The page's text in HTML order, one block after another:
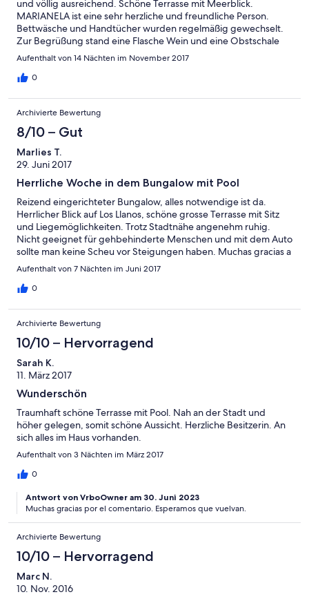
und völlig ausreichend. Schöne Terrasse mit Meerblick.
MARIANELA ist eine sehr herzliche und freundliche Person.
Bettwäsche und Handtücher wurden regelmäßig gewechselt.
Zur Begrüßung stand eine Flasche Wein und eine Obstschale
auf dem Tisch. Zwischendurch gab es Bananen. Wir haben uns
Aufenthalt von 14 Nächten im November 2017
0
Archivierte Bewertung
8/10 – Gut
Marlies T.
29. Juni 2017
Herrliche Woche in dem Bungalow mit Pool
Reizend eingerichteter Bungalow, alles notwendige ist da.
Herrlicher Blick auf Los Llanos, schöne grosse Terrasse mit Sitz
und Liegemöglichkeiten. Trotz Stadtnähe angenehm ruhig.
Nicht geeignet für gehbehinderte Menschen und mit dem Auto
sollte man keine Scheu vor Steigungen haben. Muchas gracias a
Marianela por la hemosa semana y el buen atensiones!
Aufenthalt von 7 Nächten im Juni 2017
0
Archivierte Bewertung
10/10 – Hervorragend
Sarah K.
11. März 2017
Wunderschön
Traumhaft schöne Terrasse mit Pool. Nah an der Stadt und
höher gelegen, somit schöne Aussicht. Herzliche Besitzerin. An
sich alles im Haus vorhanden.
Aufenthalt von 3 Nächten im März 2017
0
Antwort von VrboOwner am 30. Juni 2023
Muchas gracias por el comentario. Esperamos que vuelvan.
Archivierte Bewertung
10/10 – Hervorragend
Marc N.
10. Nov. 2016